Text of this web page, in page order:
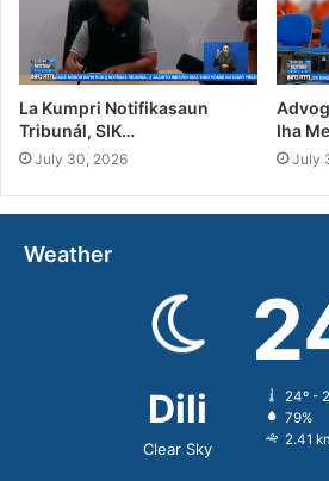
La Kumpri Notifikasaun
Tribunál, SIK…
July 30, 2026
Iha
July
Weather
Dili
Clear Sky
24º -
79%
2.41